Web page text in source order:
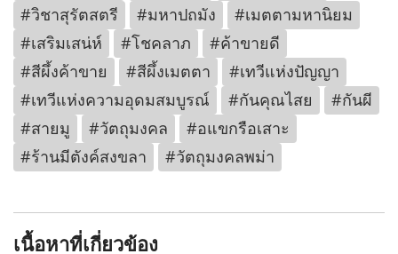
#วิชาสุรัตสตรี
#มหาปถมัง
#เมตตามหานิยม
#เสริมเสน่ห์
#โชคลาภ
#ค้าขายดี
#สีผึ้งค้าขาย
#สีผึ้งเมตตา
#เทวีแห่งปัญญา
#เทวีแห่งความอุดมสมบูรณ์
#กันคุณไสย
#กันผี
#สายมู
#วัตถุมงคล
#อแขกรือเสาะ
#ร้านมีตังค์สงขลา
#วัตถุมงคลพม่า
เนื้อหาที่เกี่ยวข้อง